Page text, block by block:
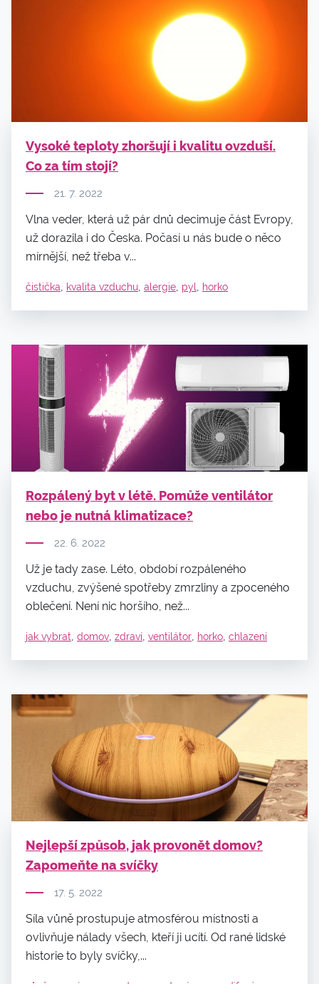
Vysoké teploty zhoršují i kvalitu ovzduší.
Co za tím stojí?
21. 7. 2022
Vlna veder, která už pár dnů decimuje část Evropy,
už dorazila i do Česka. Počasí u nás bude o něco
mírnější, než třeba v...
čistička kvalita vzduchu alergie pyl horko
Rozpálený byt v létě. Pomůže ventilátor
nebo je nutná klimatizace?
22. 6. 2022
Už je tady zase. Léto, období rozpáleného
vzduchu, zvýšené spotřeby zmrzliny a zpoceného
oblečení. Není nic horšího, než...
jak vybrat domov zdraví ventilátor horko chlazení
Nejlepší způsob, jak provonět domov?
Zapomeňte na svíčky
17. 5. 2022
Síla vůně prostupuje atmosférou místnosti a
ovlivňuje nálady všech, kteří ji ucítí. Od rané lidské
historie to byly svíčky,...